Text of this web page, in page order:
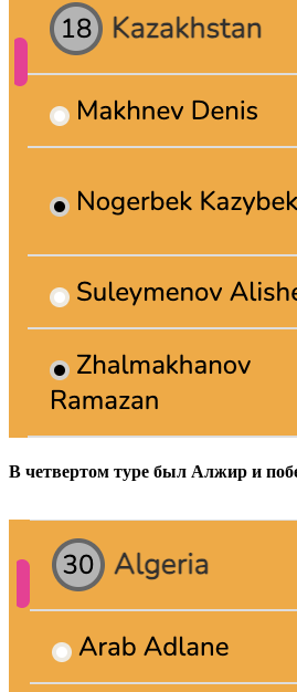
В четвертом туре был Алжир и